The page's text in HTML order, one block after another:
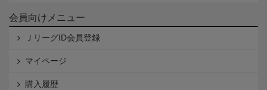
会員向けメニュー
ＪリーグID会員登録
マイページ
購入履歴